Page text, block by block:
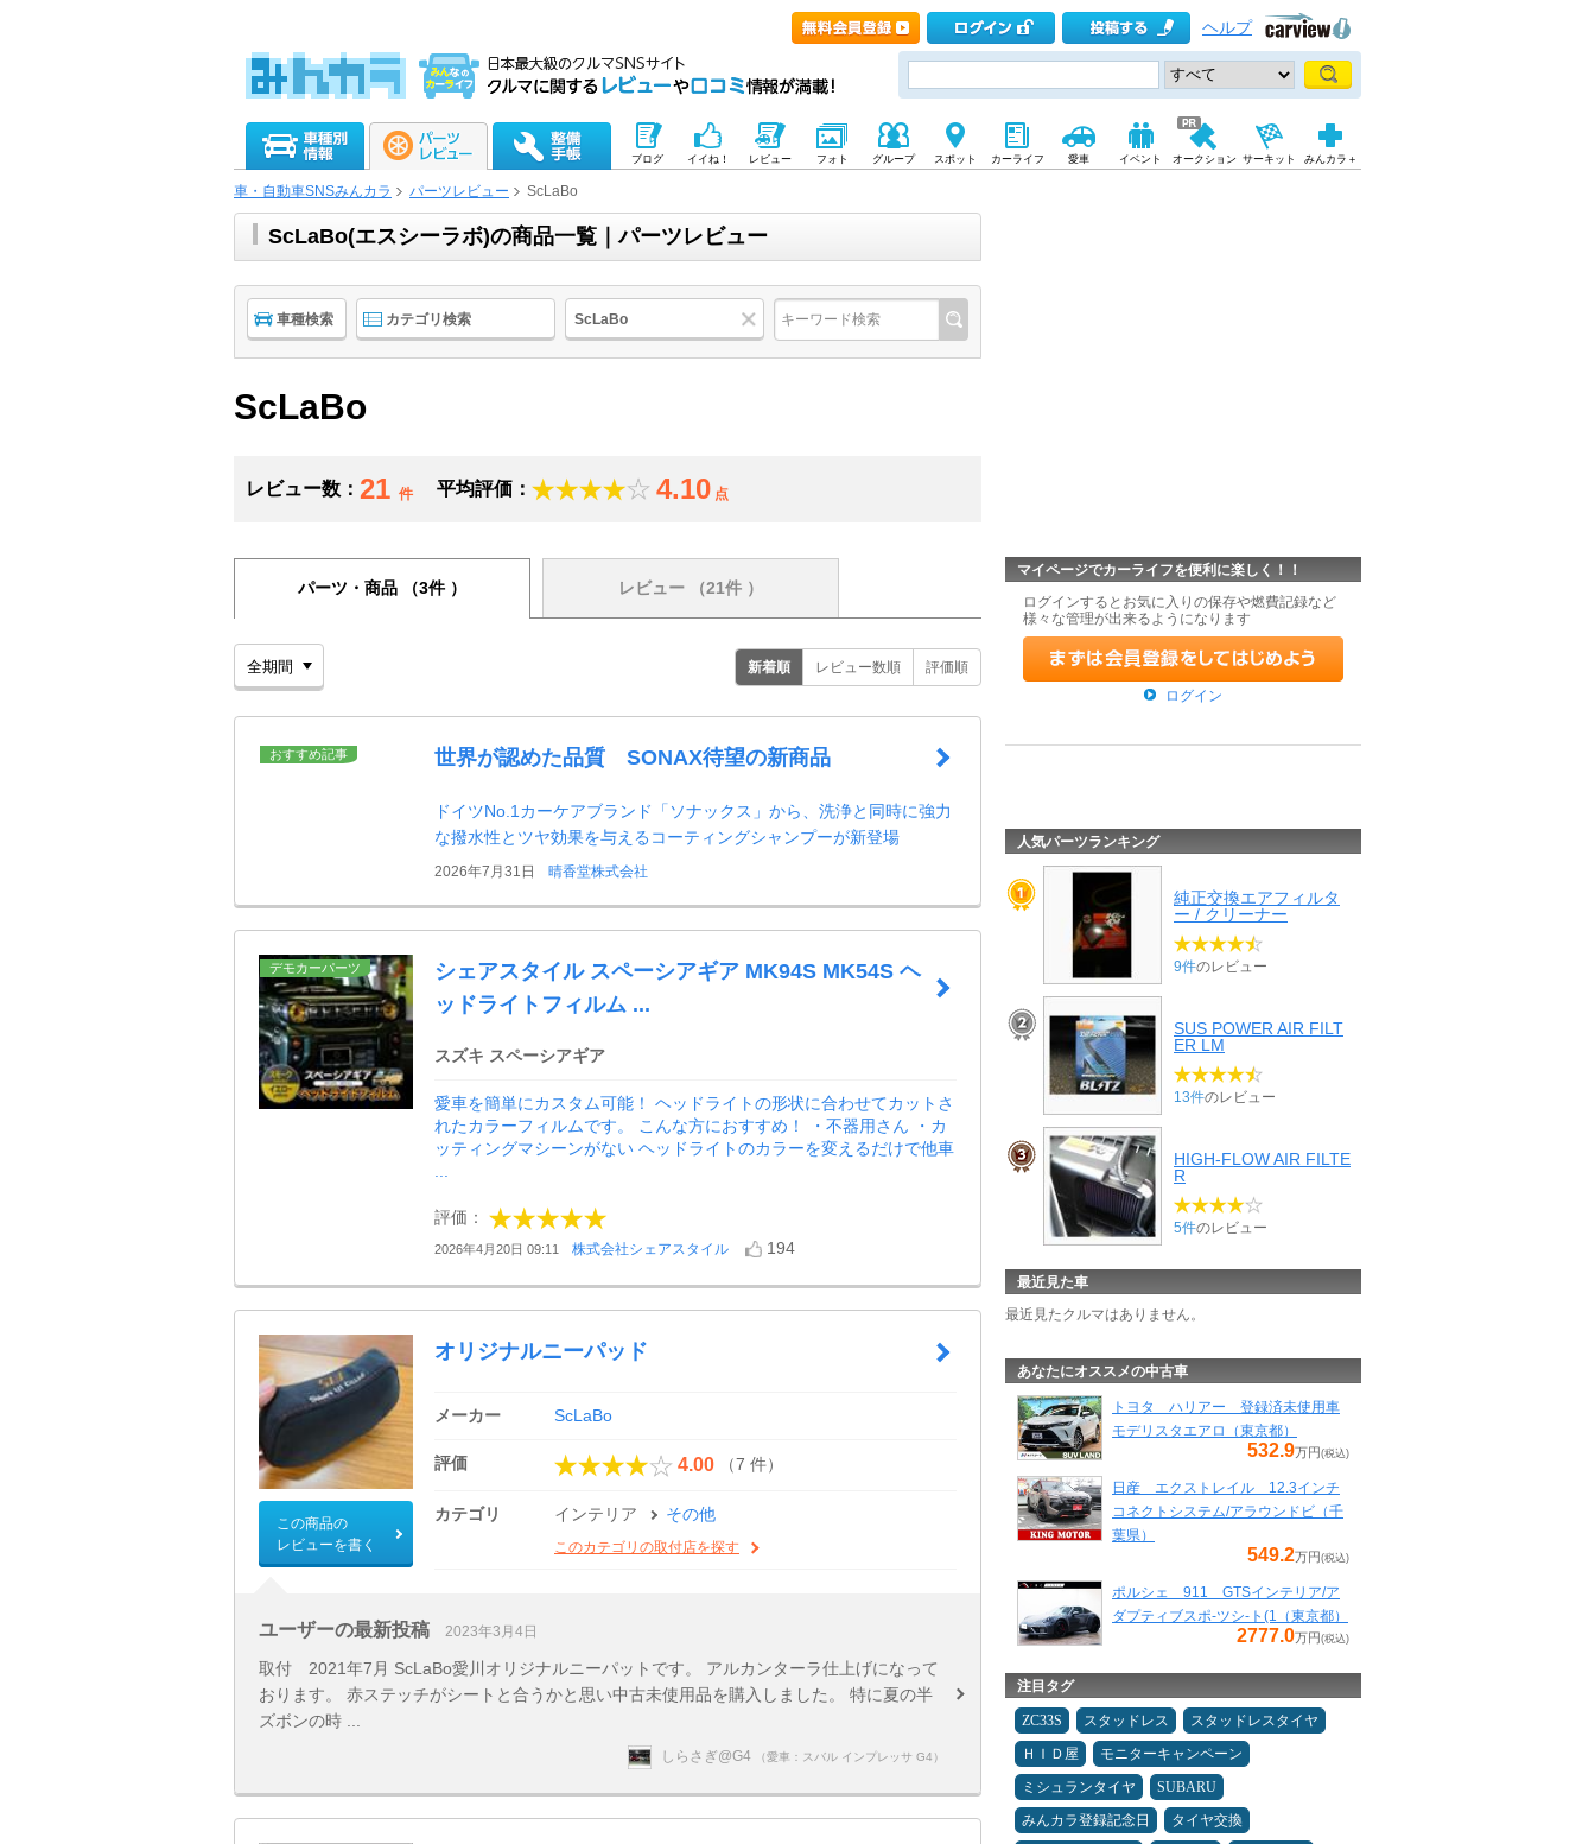
ヘルプ
ブログ イイね！ レビュー フォト グループ スポット カーライフ 愛車 イベント オークション サーキット みんカラ＋
車・自動車SNSみんカラ パーツレビュー ScLaBo
ScLaBo(エスシーラボ)の商品一覧｜パーツレビュー
車種検索 カテゴリ検索 ScLaBo
ScLaBo
レビュー数： 21 件 平均評価： 4.10 点
パーツ・商品 （3件 ） レビュー （21件 ）
新着順 レビュー数順 評価順
おすすめ記事 世界が認めた品質 SONAX待望の新商品
ドイツNo.1カーケアブランド「ソナックス」から、洗浄と同時に強力
な撥水性とツヤ効果を与えるコーティングシャンプーが新登場
2026年7月31日 晴香堂株式会社
デモカーパーツ
シェアスタイル スペーシアギア MK94S MK54S ヘ
ッドライトフィルム ...
スズキ スペーシアギア
愛車を簡単にカスタム可能！ ヘッドライトの形状に合わせてカットさ
れたカラーフィルムです。 こんな方におすすめ！ ・不器用さん ・カ
ッティングマシーンがない ヘッドライトのカラーを変えるだけで他車
評価：
2026年4月20日 09:11 株式会社シェアスタイル 194
この商品の
レビューを書く
オリジナルニーパッド
メーカー ScLaBo
評価 4.00 （7 件）
カテゴリ インテリア その他
このカテゴリの取付店を探す
ユーザーの最新投稿 2023年3月4日
取付 2021年7月 ScLaBo愛川オリジナルニーパットです。 アルカンターラ仕上げになって
おります。 赤ステッチがシートと合うかと思い中古未使用品を購入しました。 特に夏の半
ズボンの時 ...
しらさぎ@G4 （愛車：スバル インプレッサ G4）
マイページでカーライフを便利に楽しく！！
ログインするとお気に入りの保存や燃費記録など
様々な管理が出来るようになります
ログイン
人気パーツランキング
純正交換エアフィルタ
ー / クリーナー
9件のレビュー
SUS POWER AIR FILT
ER LM
13件のレビュー
HIGH-FLOW AIR FILTE
R
5件のレビュー
最近見た車
最近見たクルマはありません。
あなたにオススメの中古車
トヨタ ハリアー 登録済未使用車
モデリスタエアロ（東京都）
532.9万円(税込)
日産 エクストレイル 12.3インチ
コネクトシステム/アラウンドビ（千
葉県）
549.2万円(税込)
ポルシェ 911 GTSインテリア/ア
ダプティブスポ-ツシ-ト(1（東京都）
2777.0万円(税込)
注目タグ
ZC33S スタッドレス
スタッドレスタイヤ
ＨＩＤ屋
モニターキャンペーン
ミシュランタイヤ
SUBARU
みんカラ登録記念日
タイヤ交換